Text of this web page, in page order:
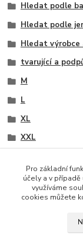
Hledat podle
Hledat podle
Hledat výrobce
tvarující a
M
L
XL
XXL
XXXXL
černá
Pro základní
účely a v
využíváme
cookies můžete